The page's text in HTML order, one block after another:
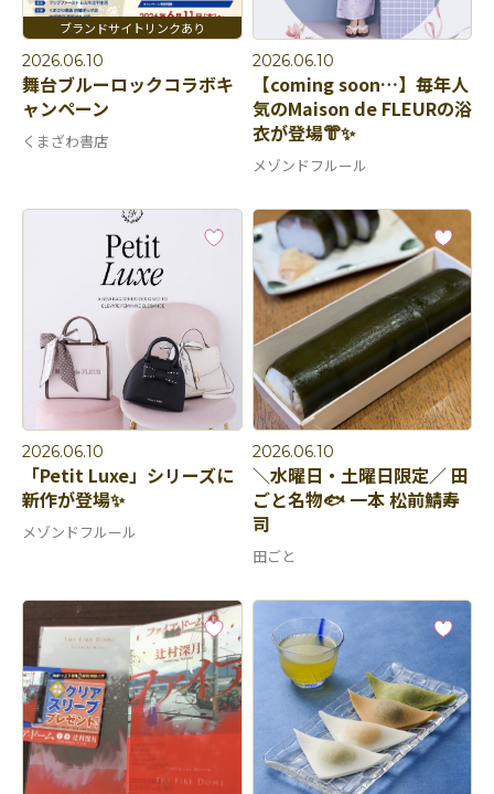
2026.06.10
舞台ブルーロックコラボキ
ャンペーン
くまざわ書店
2026.06.10
【coming soon…】毎年人
気のMaison de FLEURの浴
衣が登場👘✨
メゾンドフルール
2026.06.10
「Petit Luxe」シリーズに
新作が登場✨
メゾンドフルール
2026.06.10
＼水曜日・土曜日限定／ 田
ごと名物🐟 一本 松前鯖寿
司
田ごと